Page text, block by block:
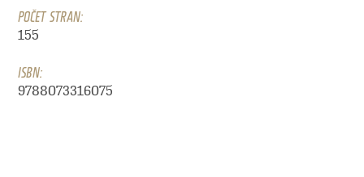
POČET STRAN:
155
ISBN:
9788073316075